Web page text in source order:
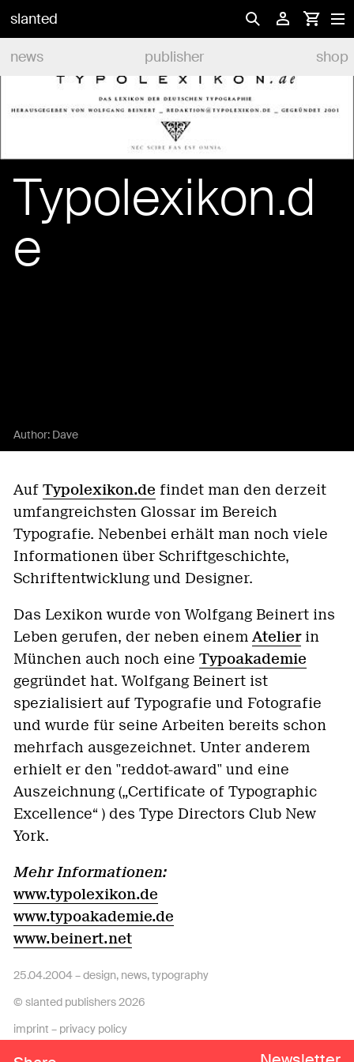
slanted
news
publisher shop
Typolexikon.d
e
Author: Dave
Auf Typolexikon.de findet man den derzeit
umfangreichsten Glossar im Bereich
Typografie. Nebenbei erhält man noch viele
Informationen über Schriftgeschichte,
Schriftentwicklung und Designer.
Das Lexikon wurde von Wolfgang Beinert ins
Leben gerufen, der neben einem Atelierin
München auch noch eine Typoakademie
gegründet hat. Wolfgang Beinert ist
spezialisiert auf Typografie und Fotografie
und wurde für seine Arbeiten bereits schon
mehrfach ausgezeichnet. Unter anderem
erhielt er den "reddot-award" und eine
Auszeichnung („Certificate of Typographic
Excellence“ ) des Type Directors Club New
York.
Mehr Informationen:
www.typolexikon.de
www.typoakademie.de
www.beinert.net
25.04.2004 –design, news,typography
© slanted publishers 2026
imprint – privacy policy